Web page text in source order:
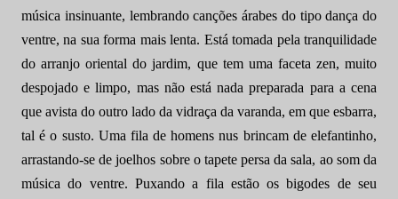
música insinuante, lembrando canções árabes do tipo dança do
ventre, na sua forma mais lenta. Está tomada pela tranquilidade
do arranjo oriental do jardim, que tem uma faceta zen, muito
despojado e limpo, mas não está nada preparada para a cena
que avista do outro lado da vidraça da varanda, em que esbarra,
tal é o susto. Uma fila de homens nus brincam de elefantinho,
arrastando-se de joelhos sobre o tapete persa da sala, ao som da
música do ventre. Puxando a fila estão os bigodes de seu